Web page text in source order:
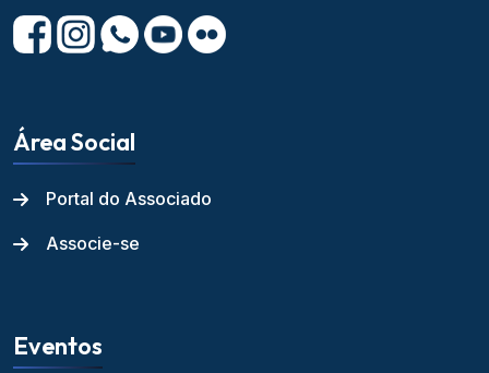
Área Social
Portal do Associado
Associe-se
Eventos